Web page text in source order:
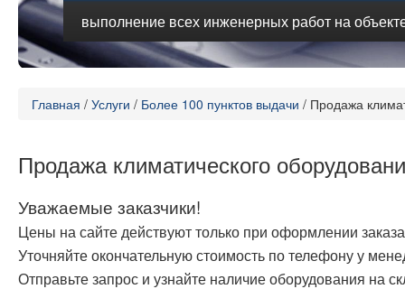
выполнение всех инженерных работ на
Главная / Услуги / Более 100 пунктов выдачи / Продажа
Продажа климатического
Уважаемые заказчики!
Цены на сайте действуют только при оформлении
Уточняйте окончательную стоимость по телефону у
Отправьте запрос и узнайте наличие оборудования на